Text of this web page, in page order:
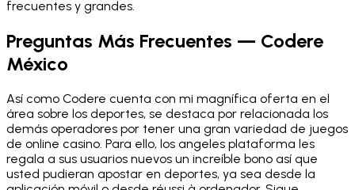
frecuentes y grandes.
Preguntas Más Frecuentes — Codere
México
Así como Codere cuenta con mi magnífica oferta en el
área sobre los deportes, se destaca por relacionada los
demás operadores por tener una gran variedad de juegos
de online casino. Para ello, los angeles plataforma les
regala a sus usuarios nuevos un increíble bono así que
usted pudieran apostar en deportes, ya sea desde la